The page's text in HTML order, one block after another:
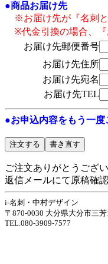
●商品お届け先
※お届け先が『名刺
※代金引換の場合、『
お届け先郵便番号
お届け先住所
お届け先宛名
お届け先TEL
●お申込内容をもう一度
ご注文ありがとうござ
返信メールにて原稿確
i-名刺・中村デザイン
〒870-0030 大分県大分市三
TEL.080-3909-7577